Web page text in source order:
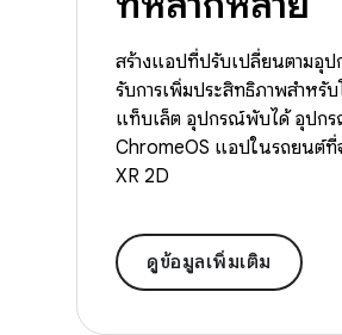
สร้างแอปที่ปรับเปลี่ยนตามอุ
รับการเพิ่มประสิทธิภาพสำหรั
แท็บเล็ต อุปกรณ์พับได้ อุปก
ChromeOS แอปในรถยนต์
XR 2D
ดูข้อมูลเพิ่มเติม